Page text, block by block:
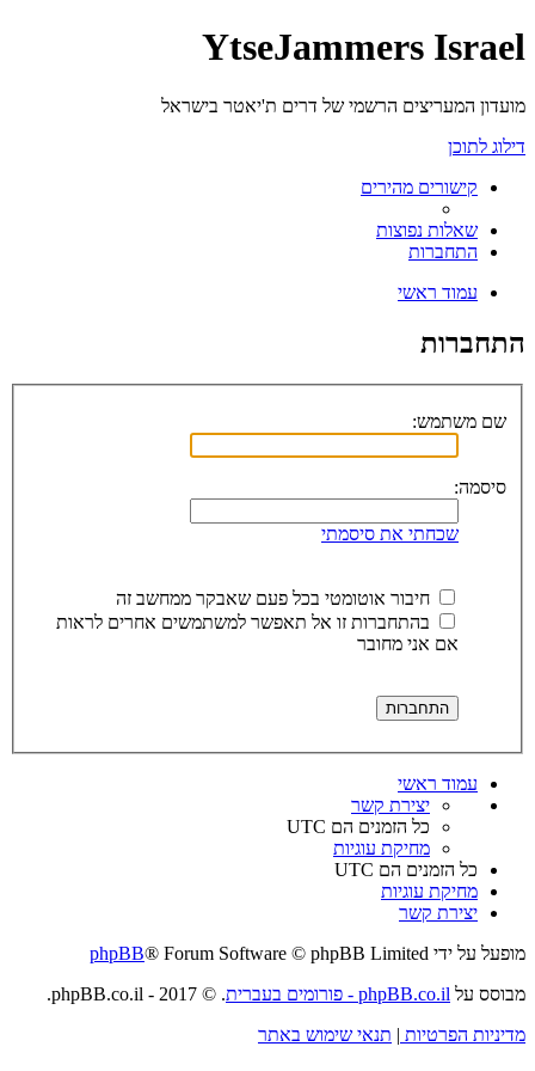
YtseJammers Israel
מועדון המעריצים הרשמי של דרים ת'יאטר בישראל
דילוג לתוכן
קישורים מהירים
שאלות נפוצות
התחברות
עמוד ראשי
התחברות
שם משתמש:
סיסמה:
שכחתי את סיסמתי
חיבור אוטומטי בכל פעם שאבקר ממחשב זה
בהתחברות זו אל תאפשר למשתמשים אחרים לראות
אם אני מחובר
עמוד ראשי
יצירת קשר
כל הזמנים הם UTC
מחיקת עוגיות
כל הזמנים הם UTC
מחיקת עוגיות
יצירת קשר
מופעל על ידי
phpBB® Forum Software © phpBB Limited
מבוסס על phpBB.co.il - פורומים בעברית
. © 2017 - phpBB.co.il.
מדיניות הפרטיות | תנאי שימוש באתר